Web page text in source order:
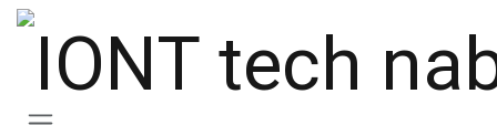
Přejít na obsah